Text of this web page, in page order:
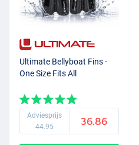
Ultimate Bellyboat Fins -
One Size Fits All
Adviesprijs
44.95
36.86